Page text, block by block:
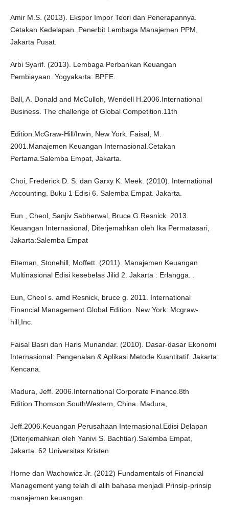
Amir M.S. (2013). Ekspor Impor Teori dan Penerapannya.
Cetakan Kedelapan. Penerbit Lembaga Manajemen PPM,
Jakarta Pusat.
Arbi Syarif. (2013). Lembaga Perbankan Keuangan
Pembiayaan. Yogyakarta: BPFE.
Ball, A. Donald and McCulloh, Wendell H.2006.International
Business. The challenge of Global Competition.11th
Edition.McGraw-Hill/Irwin, New York. Faisal, M.
2001.Manajemen Keuangan Internasional.Cetakan
Pertama.Salemba Empat, Jakarta.
Choi, Frederick D. S. dan Garxy K. Meek. (2010). International
Accounting. Buku 1 Edisi 6. Salemba Empat. Jakarta.
Eun , Cheol, Sanjiv Sabherwal, Bruce G.Resnick. 2013.
Keuangan Internasional, Diterjemahkan oleh Ika Permatasari,
Jakarta:Salemba Empat
Eiteman, Stonehill, Moffett. (2011). Manajemen Keuangan
Multinasional Edisi kesebelas Jilid 2. Jakarta : Erlangga. .
Eun, Cheol s. amd Resnick, bruce g. 2011. International
Financial Management.Global Edition. New York: Mcgraw-
hill,Inc.
Faisal Basri dan Haris Munandar. (2010). Dasar-dasar Ekonomi
Internasional: Pengenalan & Aplikasi Metode Kuantitatif. Jakarta:
Kencana.
Madura, Jeff. 2006.International Corporate Finance.8th
Edition.Thomson SouthWestern, China. Madura,
Jeff.2006.Keuangan Perusahaan Internasional.Edisi Delapan
(Diterjemahkan oleh Yanivi S. Bachtiar).Salemba Empat,
Jakarta. 62 Universitas Kristen
Horne dan Wachowicz Jr. (2012) Fundamentals of Financial
Management yang telah di alih bahasa menjadi Prinsip-prinsip
manajemen keuangan.